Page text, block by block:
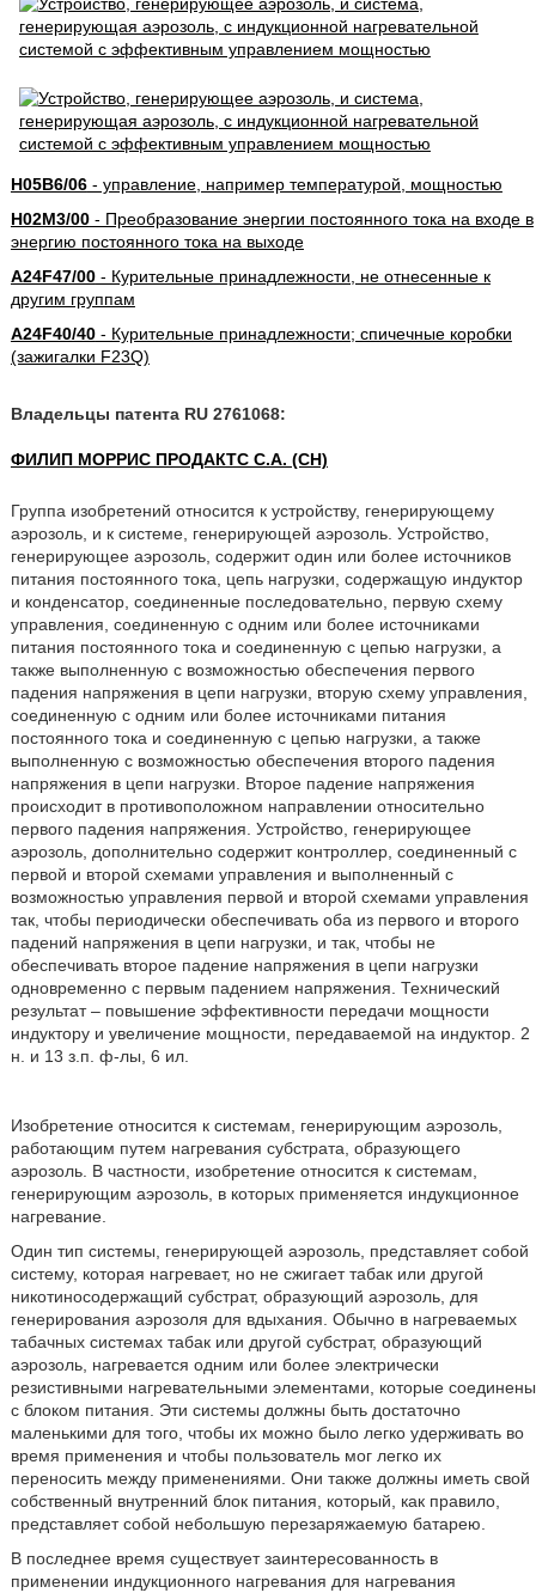
H05B6/06- управление, например температурой, мощностью
H02M3/00- Преобразование энергии постоянного тока на входе в
энергию постоянного тока на выходе
A24F47/00- Курительные принадлежности, не отнесенные к
другим группам
A24F40/40- Курительные принадлежности; спичечные коробки
(зажигалки F23Q)
Владельцы патента RU 2761068:
ФИЛИП МОРРИС ПРОДАКТС С.А. (CH)
Группа изобретений относится к устройству, генерирующему
аэрозоль, и к системе, генерирующей аэрозоль. Устройство,
генерирующее аэрозоль, содержит один или более источников
питания постоянного тока, цепь нагрузки, содержащую индуктор
и конденсатор, соединенные последовательно, первую схему
управления, соединенную с одним или более источниками
питания постоянного тока и соединенную с цепью нагрузки, а
также выполненную с возможностью обеспечения первого
падения напряжения в цепи нагрузки, вторую схему управления,
соединенную с одним или более источниками питания
постоянного тока и соединенную с цепью нагрузки, а также
выполненную с возможностью обеспечения второго падения
напряжения в цепи нагрузки. Второе падение напряжения
происходит в противоположном направлении относительно
первого падения напряжения. Устройство, генерирующее
аэрозоль, дополнительно содержит контроллер, соединенный с
первой и второй схемами управления и выполненный с
возможностью управления первой и второй схемами управления
так, чтобы периодически обеспечивать оба из первого и второго
падений напряжения в цепи нагрузки, и так, чтобы не
обеспечивать второе падение напряжения в цепи нагрузки
одновременно с первым падением напряжения. Технический
результат – повышение эффективности передачи мощности
индуктору и увеличение мощности, передаваемой на индуктор. 2
н. и 13 з.п. ф-лы, 6 ил.
Изобретение относится к системам, генерирующим аэрозоль,
работающим путем нагревания субстрата, образующего
аэрозоль. В частности, изобретение относится к системам,
генерирующим аэрозоль, в которых применяется индукционное
нагревание.
Один тип системы, генерирующей аэрозоль, представляет собой
систему, которая нагревает, но не сжигает табак или другой
никотиносодержащий субстрат, образующий аэрозоль, для
генерирования аэрозоля для вдыхания. Обычно в нагреваемых
табачных системах табак или другой субстрат, образующий
аэрозоль, нагревается одним или более электрически
резистивными нагревательными элементами, которые соединены
с блоком питания. Эти системы должны быть достаточно
маленькими для того, чтобы их можно было легко удерживать во
время применения и чтобы пользователь мог легко их
переносить между применениями. Они также должны иметь свой
собственный внутренний блок питания, который, как правило,
представляет собой небольшую перезаряжаемую батарею.
В последнее время существует заинтересованность в
применении индукционного нагревания для нагревания